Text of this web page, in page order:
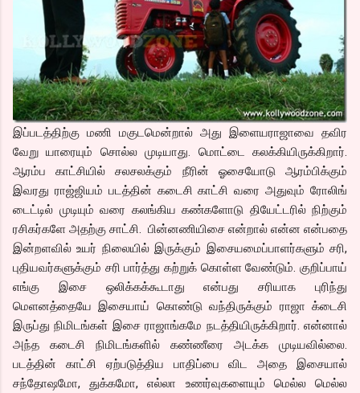
இப்படத்திற்கு மணி மகுடமென்றால் அது இளையராஜாவை தவிர
வேறு யாரையும் சொல்ல முடியாது. மொட்டை கலக்கியிருக்கிறார்.
ஆரம்ப காட்சியில் சலசலக்கும் நீரின் ஓசையோடு ஆரம்பிக்கும்
இவரது ராஜ்ஜியம் படத்தின் கடைசி காட்சி வரை அதுவும் ரோலிங்
டைட்டில் முடியும் வரை கலங்கிய கண்களோடு தியேட்டரில் நிற்கும்
ரசிகர்களே அதற்கு சாட்சி. பின்னணியிசை என்றால் என்ன என்பதை
இன்றளவில் உயர் நிலையில் இருக்கும் இசையமைப்பாளர்களும் சரி,
புதியவர்களுக்கும் சரி பார்த்து கற்றுக் கொள்ள வேண்டும். குறிப்பாய்
எங்கு இசை ஒலிக்கக்கூடாது என்பது சரியாக புரிந்து
மெளனத்தையே இசையாய் கொண்டு வந்திருக்கும் ராஜா க்டைசி
இருப்து நிமிடங்கள் இசை ராஜாங்கமே நடத்தியிருக்கிறார். என்னால்
அந்த கடைசி நிமிடங்களில் கண்ணீரை அடக்க முடியவில்லை.
படத்தின் காட்சி ஏற்படுத்திய பாதிப்பை விட அதை இசையால்
சந்தோஷமோ, துக்கமோ, எல்லா உணர்வுகளையும் மெல்ல மெல்ல